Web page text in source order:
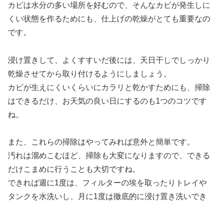
カビは水分の多い場所を好むので、そんなカビが発生しに
くい状態を作るためにも、仕上げの乾燥がとても重要なの
です。
浸け置きして、よくすすいだ後には、天日干しでしっかり
乾燥させてから取り付けるようにしましょう。
カビが生えにくいくらいにカラリと乾かすためにも、掃除
はできるだけ、お天気の良い日にするのも1つのコツです
ね。
また、これらの掃除はやってみれば意外と簡単です。
汚れは溜めこむほど、掃除も大変になりますので、できる
だけこまめに行うことも大切ですね。
できれば週に1度は、フィルターの埃を取ったりトレイや
タンクを水洗いし、月に1度は徹底的に浸け置き洗いでき